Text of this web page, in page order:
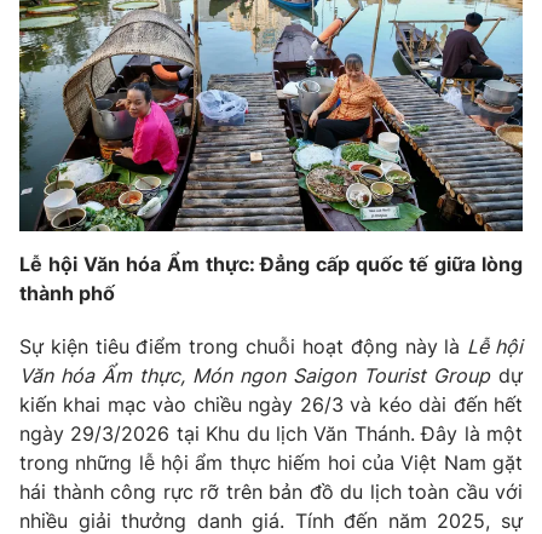
Góc doanh nghiệp
Truyền hình
Phim VTV
Hậu trường
Nhân vật
Khán giả
Giải sao mai
Giải trí
Điện ảnh
Âm nhạc
Sao
Đời sống
Du lịch
Làm đẹp
Giáo dục
Tuyển sinh
Học trực tuyến
Hitech Công nghệ tương lai
Sản phẩm
Thị trường
Tư vấn
Giao lưu trực tuyến
Lịch phát sóng
Lễ hội Văn hóa Ẩm thực: Đẳng cấp quốc tế giữa lòng
thành phố
Sự kiện tiêu điểm trong chuỗi hoạt động này là Lễ hội
Văn hóa Ẩm thực, Món ngon Saigon Tourist Groupdự
kiến khai mạc vào chiều ngày 26/3 và kéo dài đến hết
ngày 29/3/2026 tại Khu du lịch Văn Thánh. Đây là một
trong những lễ hội ẩm thực hiếm hoi của Việt Nam gặt
hái thành công rực rỡ trên bản đồ du lịch toàn cầu với
nhiều giải thưởng danh giá. Tính đến năm 2025, sự